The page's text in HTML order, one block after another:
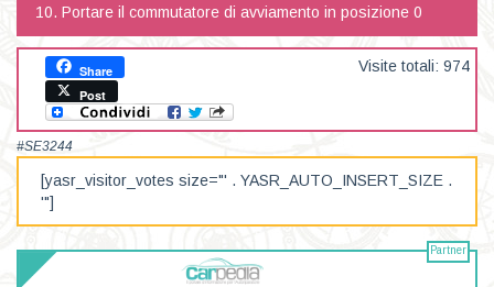
10. Portare il commutatore di avviamento in posizione 0
Share
Post
Visite totali: 974
#SE3244
[yasr_visitor_votes size="' . YASR_AUTO_INSERT_SIZE .
'"]
Partner